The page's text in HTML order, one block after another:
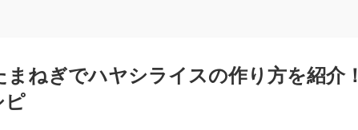
ねぎでハヤシライスの作り方を紹介！
ピ